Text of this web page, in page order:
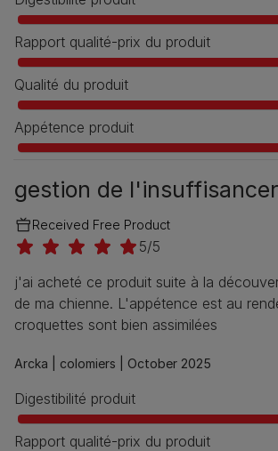
Rapport qualité-prix du produit
Qualité du produit
Appétence produit
gestion de
Received Free Product
5/5
j'ai acheté ce produit suite à la
de ma chienne. L'appétence est au
croquettes sont bien assimilées
Arcka | colomiers | October 2025
Digestibilité produit
Rapport qualité-prix du produit